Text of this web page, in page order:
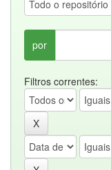
por
Filtros correntes: